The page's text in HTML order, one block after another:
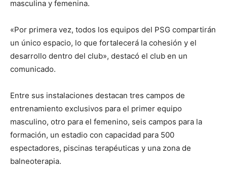
masculina y femenina.
«Por primera vez, todos los equipos del PSG compartirán
un único espacio, lo que fortalecerá la cohesión y el
desarrollo dentro del club», destacó el club en un
comunicado.
Entre sus instalaciones destacan tres campos de
entrenamiento exclusivos para el primer equipo
masculino, otro para el femenino, seis campos para la
formación, un estadio con capacidad para 500
espectadores, piscinas terapéuticas y una zona de
balneoterapia.